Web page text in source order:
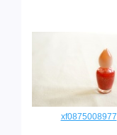
xf0875008977